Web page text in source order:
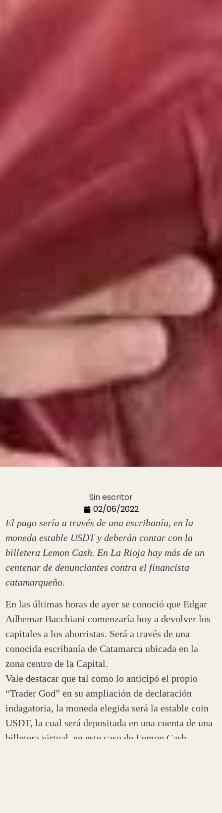
Sin escritor
02/06/2022
El pago sería a través de una escribanía, en la
moneda estable USDT y deberán contar con la
billetera Lemon Cash. En La Rioja hay más de un
centenar de denunciantes contra el financista
catamarqueño.
En las últimas horas de ayer se conoció que Edgar
Adhemar Bacchiani comenzaría hoy a devolver los
capitales a los ahorristas. Será a través de una
conocida escribanía de Catamarca ubicada en la
zona centro de la Capital.
Vale destacar que tal como lo anticipó el propio
“Trader God” en su ampliación de declaración
indagatoria, la moneda elegida será la estable coin
USDT, la cual será depositada en una cuenta de una
billetera virtual, en este caso de Lemon Cash.